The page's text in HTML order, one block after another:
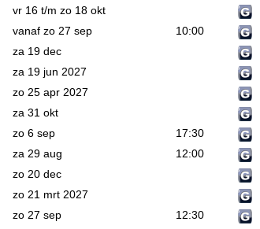
vr 16 t/m zo 18 okt
vanaf zo 27 sep 10:00
za 19 dec
za 19 jun 2027
zo 25 apr 2027
za 31 okt
zo 6 sep 17:30
za 29 aug 12:00
zo 20 dec
zo 21 mrt 2027
zo 27 sep 12:30